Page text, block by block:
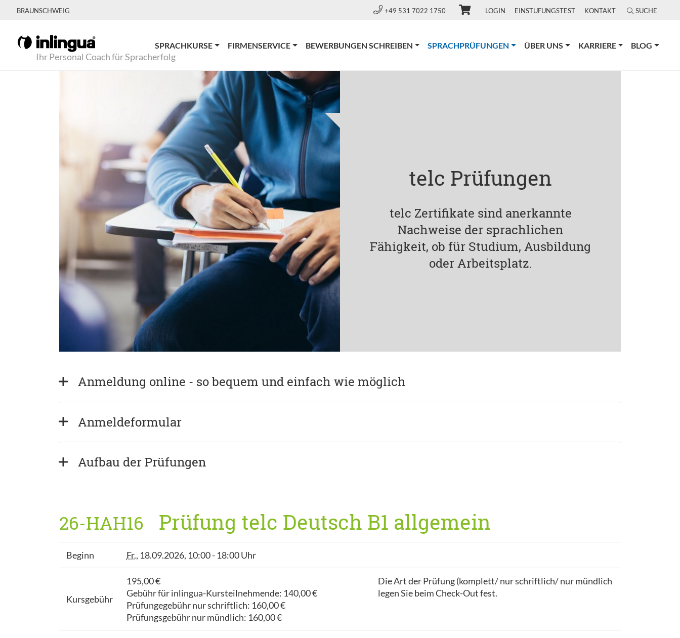
BRAUNSCHWEIG +49 531 7022 1750 LOGIN EINSTUFUNGSTEST KONTAKT SUCHE
Ihr Personal Coach für Spracherfolg
SPRACHKURSE FIRMENSERVICE BEWERBUNGEN SCHREIBEN SPRACHPRÜFUNGEN (CURRENT)
ÜBER UNS KARRIERE BLOG
telc Prüfungen
telc Zertifikate sind anerkannte
Nachweise der sprachlichen
Fähigkeit, ob für Studium, Ausbildung
oder Arbeitsplatz.
Anmeldung online - so bequem und einfach wie möglich
Anmeldeformular
Aufbau der Prüfungen
26-HAH16 Prüfung telc Deutsch B1 allgemein
Beginn Fr., 18.09.2026, 10:00 - 18:00 Uhr
Kursgebühr
195,00 €
Gebühr für inlingua-Kursteilnehmende: 140,00 €
Prüfungegebühr nur schriftlich: 160,00 €
Prüfungsgebühr nur mündlich: 160,00 €
Die Art der Prüfung (komplett/ nur schriftlich/ nur mündlich
legen Sie beim Check-Out fest.